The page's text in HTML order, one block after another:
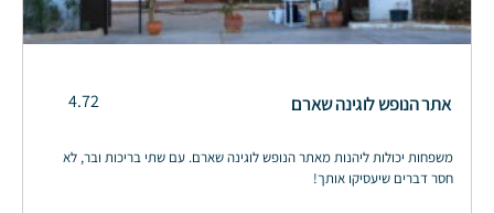
אתר הנופש לוגינה שארם 4.72
משפחות יכולות ליהנות מאתר הנופש לוגינה שארם. עם שתי בריכות ובר, לא
חסר דברים שיעסיקו אותך!